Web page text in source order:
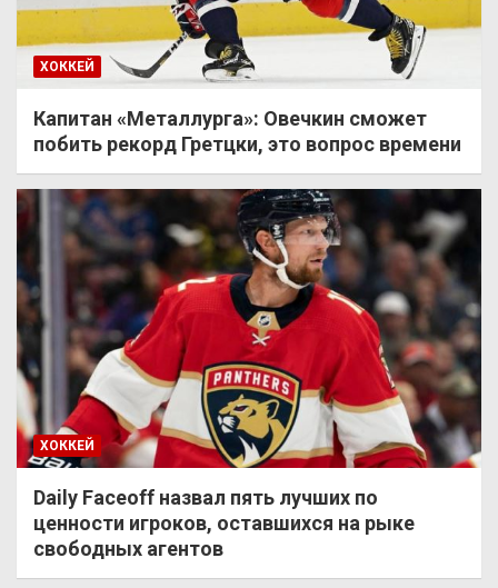
ХОККЕЙ
Капитан «Металлурга»: Овечкин сможет
побить рекорд Гретцки, это вопрос времени
ХОККЕЙ
Daily Faceoff назвал пять лучших по
ценности игроков, оставшихся на рыке
свободных агентов